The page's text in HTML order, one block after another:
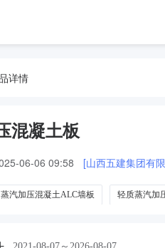
详情
混凝土板
06-06 09:58 [山西五建集团有
蒸汽加压混凝土ALC墙板 轻质蒸汽加